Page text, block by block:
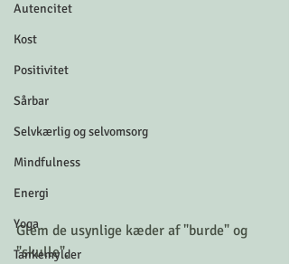
Autencitet
Kost
Positivitet
Sårbar
Selvkærlig og selvomsorg
Mindfulness
Energi
Yoga
Tankemylder
Glem de usynlige kæder af "burde" og
"skulle".